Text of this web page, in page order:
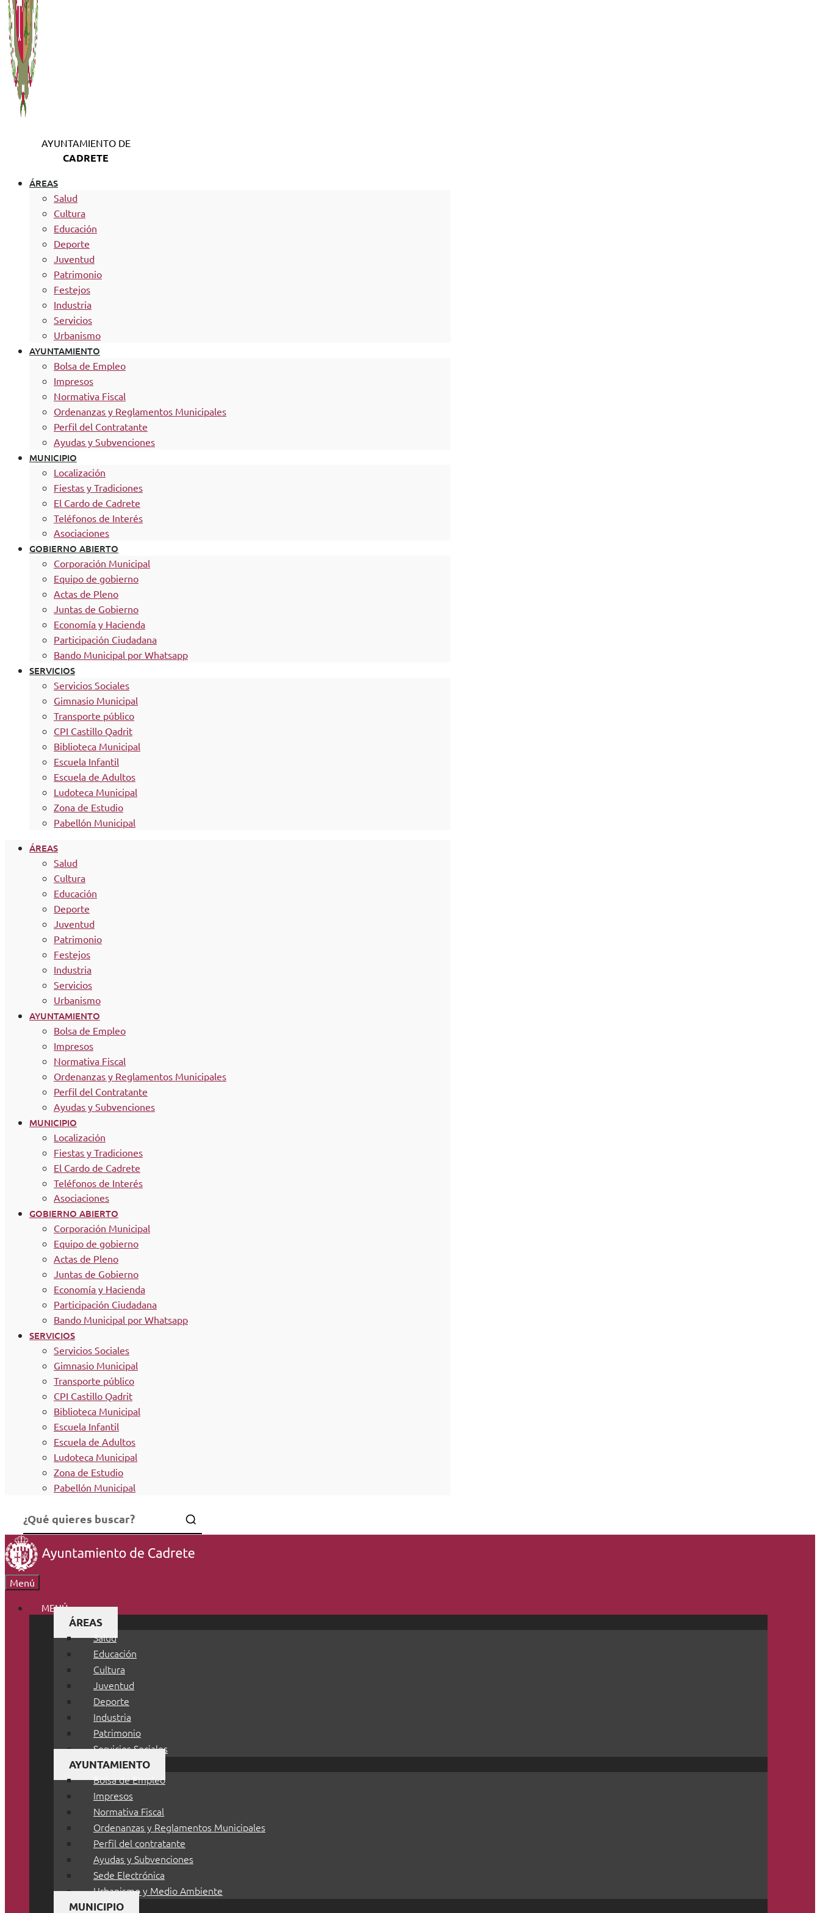
AYUNTAMIENTO DE
CADRETE
ÁREAS
Salud
Cultura
Educación
Deporte
Juventud
Patrimonio
Festejos
Industria
Servicios
Urbanismo
AYUNTAMIENTO
Bolsa de Empleo
Impresos
Normativa Fiscal
Ordenanzas y Reglamentos Municipales
Perfil del Contratante
Ayudas y Subvenciones
MUNICIPIO
Localización
Fiestas y Tradiciones
El Cardo de Cadrete
Teléfonos de Interés
Asociaciones
GOBIERNO ABIERTO
Corporación Municipal
Equipo de gobierno
Actas de Pleno
Juntas de Gobierno
Economía y Hacienda
Participación Ciudadana
Bando Municipal por Whatsapp
SERVICIOS
Servicios Sociales
Gimnasio Municipal
Transporte público
CPI Castillo Qadrit
Biblioteca Municipal
Escuela Infantil
Escuela de Adultos
Ludoteca Municipal
Zona de Estudio
Pabellón Municipal
ÁREAS
Salud
Cultura
Educación
Deporte
Juventud
Patrimonio
Festejos
Industria
Servicios
Urbanismo
AYUNTAMIENTO
Bolsa de Empleo
Impresos
Normativa Fiscal
Ordenanzas y Reglamentos Municipales
Perfil del Contratante
Ayudas y Subvenciones
MUNICIPIO
Localización
Fiestas y Tradiciones
El Cardo de Cadrete
Teléfonos de Interés
Asociaciones
GOBIERNO ABIERTO
Corporación Municipal
Equipo de gobierno
Actas de Pleno
Juntas de Gobierno
Economía y Hacienda
Participación Ciudadana
Bando Municipal por Whatsapp
SERVICIOS
Servicios Sociales
Gimnasio Municipal
Transporte público
CPI Castillo Qadrit
Biblioteca Municipal
Escuela Infantil
Escuela de Adultos
Ludoteca Municipal
Zona de Estudio
Pabellón Municipal
Menú
MENÚ
ÁREAS
Salud
Educación
Cultura
Juventud
Deporte
Industria
Patrimonio
Servicios Sociales
AYUNTAMIENTO
Bolsa de Empleo
Impresos
Normativa Fiscal
Ordenanzas y Reglamentos Municipales
Perfil del contratante
Ayudas y Subvenciones
Sede Electrónica
Urbanismo y Medio Ambiente
MUNICIPIO